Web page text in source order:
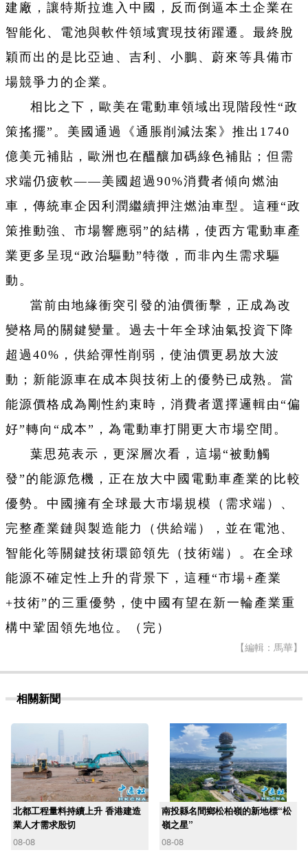
建廠，讓特斯拉進入中國，反而倒逼本土企業在
智能化、電池與軟件領域實現技術躍遷。最終脫
穎而出的是比亞迪、吉利、小鵬、蔚來等具備市
場競爭力的企業。
相比之下，歐美在電動車領域出現階段性“政
策搖擺”。美國通過《通脹削減法案》推出1740
億美元補貼，歐洲也在醞釀加碼綠色補貼；但需
求端仍疲軟——美國超過90%消費者傾向燃油
車，傳統車企因利潤繼續押注燃油車型。這種“政
策推動強、市場響應弱”的結構，使西方電動車產
業更多呈現“政治驅動”特徵，而非內生需求驅
動。
當前由地緣衝突引發的油價衝擊，正成為改
變格局的關鍵變量。過去十年全球油氣投資下降
超過40%，供給彈性削弱，使油價更易放大波
動；新能源車在成本與技術上的優勢已成熟。當
能源價格成為剛性約束時，消費者選擇邏輯由“偏
好”轉向“成本”，為電動車打開更大市場空間。
葉思苑表示，更深層次看，這場“被動觸
發”的能源危機，正在放大中國電動車產業的比較
優勢。中國擁有全球最大市場規模（需求端）、
完整產業鏈與製造能力（供給端），並在電池、
智能化等關鍵技術環節領先（技術端）。在全球
能源不確定性上升的背景下，這種“市場+產業
+技術”的三重優勢，使中國有望在新一輪產業重
構中鞏固領先地位。（完）
【編輯：馬華】
相關新聞
北都工程量料持續上升 香港建造
業人才需求殷切
08-08
南投縣名間鄉松柏嶺的新地標“松
嶺之星”
08-08